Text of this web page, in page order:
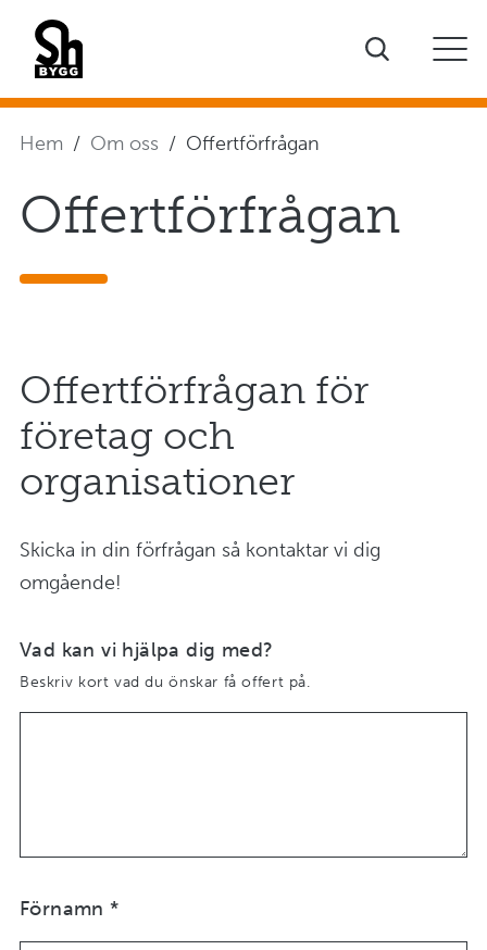
Hem Om oss Offertförfrågan
Offertförfrågan
Offertförfrågan för
företag och
organisationer
Skicka in din förfrågan så kontaktar vi dig
omgående!
Vad kan vi hjälpa dig med?
Beskriv kort vad du önskar få offert på.
Förnamn*